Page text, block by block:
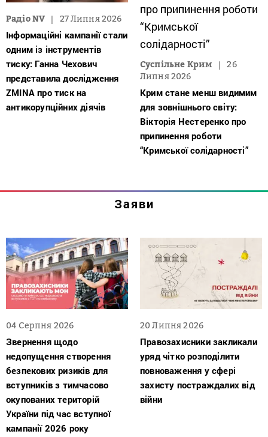
Радіо NV 27 Липня 2026
Інформаційні кампанії стали
одним із інструментів
тиску: Ганна Чехович
представила дослідження
ZMINA про тиск на
антикорупційних діячів
Суспільне Крим
26
Липня 2026
Крим стане менш видимим
для зовнішнього світу:
Вікторія Нестеренко про
припинення роботи
“Кримської солідарності”
Заяви
04 Серпня 2026
Звернення щодо
недопущення створення
безпекових ризиків для
вступників з тимчасово
окупованих територій
України під час вступної
кампанії 2026 року
20 Липня 2026
Правозахисники закликали
уряд чітко розподілити
повноваження у сфері
захисту постраждалих від
війни